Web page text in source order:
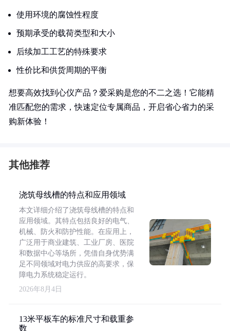
使用环境的腐蚀性程度
预期承受的载荷类型和大小
后续加工工艺的特殊要求
性价比和供货周期的平衡
想要高效找到心仪产品？爱采购是您的不二之选！它能精
准匹配您的需求，快速定位专属商品，开启省心省力的采
购新体验！
其他推荐
浇筑母线槽的特点和应用领域
本文详细介绍了浇筑母线槽的特点和
应用领域。其特点包括良好的电气、
机械、防火和防护性能。在应用上，
广泛用于商业建筑、工业厂房、医院
和数据中心等场所，凭借自身优势满
足不同领域对电力供应的高要求，保
障电力系统稳定运行。
2026年8月4日
13米平板车的标准尺寸和载重参
数